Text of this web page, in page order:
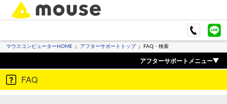
マウスコンピューターHOME アフターサポートトップ FAQ・検索
アフターサポートメニュー
FAQ